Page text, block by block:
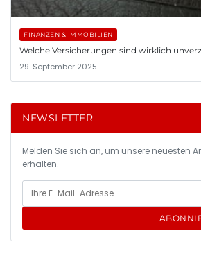
FINANZEN & IMMOBILIEN
Welche Versicherungen sind wirklich
29. September 2025
NEWSLETTER
Melden Sie sich an, um unsere neuesten
erhalten.